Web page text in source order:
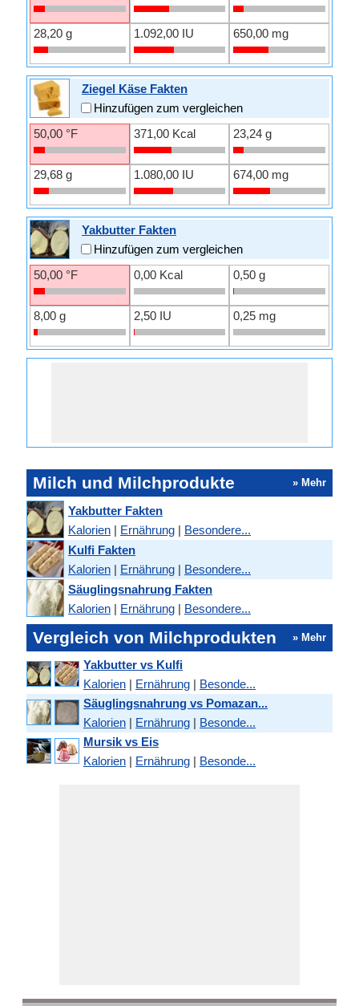
28,20 g 1.092,00 IU 650,00 mg
Ziegel Käse Fakten
Hinzufügen zum vergleichen
50,00 °F
371,00 Kcal 23,24 g
29,68 g 1.080,00 IU 674,00 mg
Yakbutter Fakten
Hinzufügen zum vergleichen
50,00 °F
0,00 Kcal 0,50 g
8,00 g 2,50 IU 0,25 mg
Milch und Milchprodukte » Mehr
Yakbutter Fakten
Kalorien | Ernährung | Besondere...
Kulfi Fakten
Kalorien | Ernährung | Besondere...
Säuglingsnahrung Fakten
Kalorien | Ernährung | Besondere...
Vergleich von Milchprodukten » Mehr
Yakbutter vs Kulfi
Kalorien | Ernährung | Besonde...
Säuglingsnahrung vs Pomazan...
Kalorien | Ernährung | Besonde...
Mursik vs Eis
Kalorien | Ernährung | Besonde...